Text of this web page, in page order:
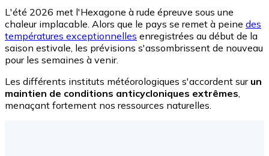
L'été 2026 met l'Hexagone à rude épreuve sous une
chaleur implacable. Alors que le pays se remet à peine des
températures exceptionnelles enregistrées au début de la
saison estivale, les prévisions s'assombrissent de nouveau
pour les semaines à venir.
Les différents instituts météorologiques s'accordent sur un
maintien de conditions anticycloniques extrêmes
menaçant fortement nos ressources naturelles.